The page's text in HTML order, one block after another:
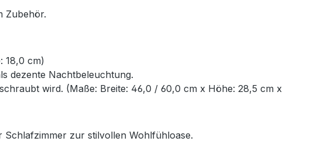
Zubehör.
18,0 cm)
dezente Nachtbeleuchtung.
wird. (Maße: Breite: 46,0 / 60,0 cm x Höhe: 28,5 cm x
zur stilvollen Wohlfühloase.